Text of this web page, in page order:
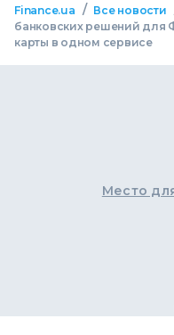
Finance.ua / Все новости
банковских решений для
карты в одном сервисе
Место